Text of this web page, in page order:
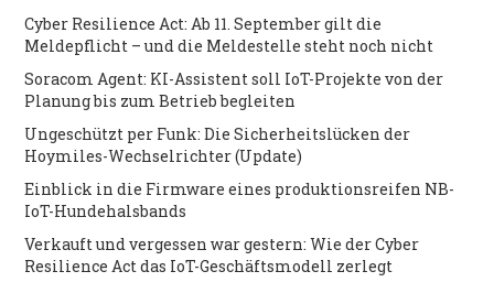
Cyber Resilience Act: Ab 11. September gilt die
Meldepflicht – und die Meldestelle steht noch nicht
Soracom Agent: KI-Assistent soll IoT-Projekte von der
Planung bis zum Betrieb begleiten
Ungeschützt per Funk: Die Sicherheitslücken der
Hoymiles-Wechselrichter (Update)
Einblick in die Firmware eines produktionsreifen NB-
IoT-Hundehalsbands
Verkauft und vergessen war gestern: Wie der Cyber
Resilience Act das IoT-Geschäftsmodell zerlegt